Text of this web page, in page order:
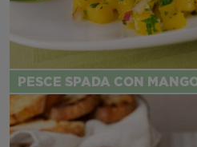
PESCE SPADA CON